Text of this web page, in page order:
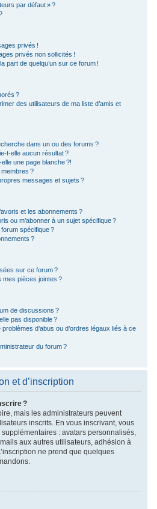
par défaut » ?
privés !
privés non sollicités !
part de quelqu’un sur ce forum !
?
des utilisateurs de ma liste d’amis et
dans un ou des forums ?
t-elle aucun résultat ?
une page blanche ?!
?
messages et sujets ?
et les abonnements ?
ou m’abonner à un sujet spécifique ?
spécifique ?
?
sur ce forum ?
mes pièces jointes ?
de discussions ?
pas disponible ?
d’abus ou d’ordres légaux liés à ce
du forum ?
et d’inscription
?
mais les administrateurs peuvent
inscrits. En vous inscrivant, vous
: avatars personnalisés,
aux autres utilisateurs, adhésion à
ne prend que quelques